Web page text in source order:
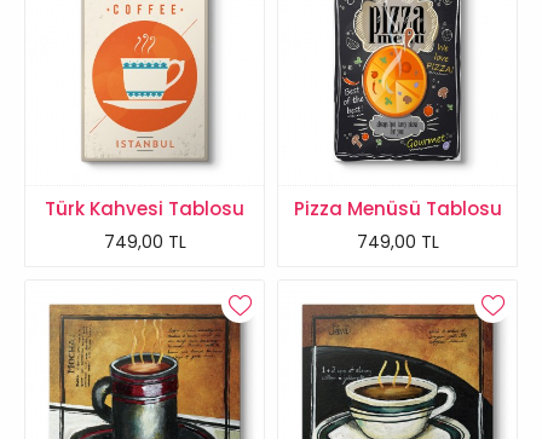
Türk Kahvesi Tablosu
749,00 TL
Pizza Menüsü Tablosu
749,00 TL